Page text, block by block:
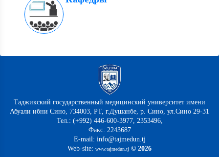
Таджикский государственный медицинский университет имени
Абуали ибни Сино, 734003, РТ, г.Душанбе, р. Сино, ул.Сино 29-31
Тел.: (+992) 446-600-3977, 2353496,
Факс: 2243687
E-mail: info@tajmedun.tj
Web-site: www.tajmedun.tj © 2026